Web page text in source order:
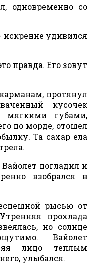
со
удивился
правда. Его зовут
протянул
кусочек
мягкими губами,
по морде, отошел
Та сахар ела
погладил и
взобрался в
рысью от
прохлада
но солнце
Вайолет
лицо теплым
улыбался.